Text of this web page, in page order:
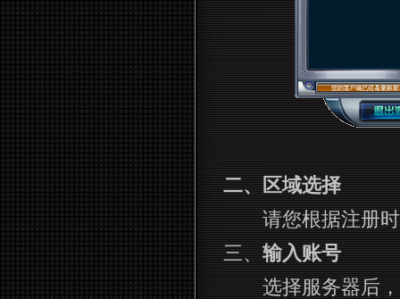
二、区域选择
请您根据注册时
三、输入账号
选择服务器后